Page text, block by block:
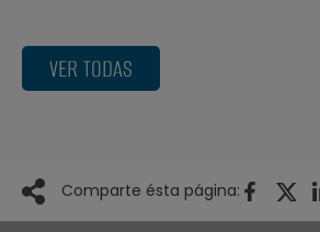
VER TODAS
Comparte ésta página: